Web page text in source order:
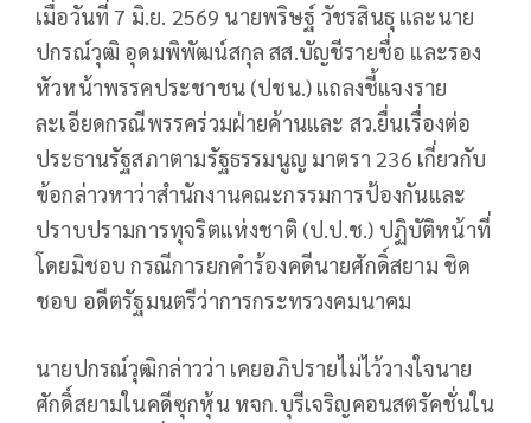
เมื่อวันที่ 7 มิ.ย. 2569 นายพริษฐ์ วัชรสินธุ และนาย
ปกรณ์วุฒิ อุดมพิพัฒน์สกุล สส.บัญชีรายชื่อ และรอง
หัวหน้าพรรคประชาชน (ปชน.) แถลงชี้แจงราย
ละเอียดกรณีพรรคร่วมฝ่ายค้านและ สว.ยื่นเรื่องต่อ
ประธานรัฐสภาตามรัฐธรรมนูญ มาตรา 236 เกี่ยวกับ
ข้อกล่าวหาว่าสำนักงานคณะกรรมการป้องกันและ
ปราบปรามการทุจริตแห่งชาติ (ป.ป.ช.) ปฏิบัติหน้าที่
โดยมิชอบ กรณีการยกคำร้องคดีนายศักดิ์สยาม ชิด
ชอบ อดีตรัฐมนตรีว่าการกระทรวงคมนาคม
นายปกรณ์วุฒิกล่าวว่า เคยอภิปรายไม่ไว้วางใจนาย
ศักดิ์สยามในคดีซุกหุ้น หจก.บุรีเจริญคอนสตรัคชั่นใน